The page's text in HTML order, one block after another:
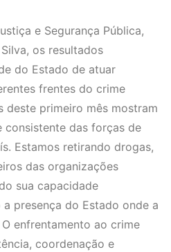
e Segurança Pública,
os resultados
do Estado de atuar
frentes do crime
deste primeiro mês mostram
consistente das forças de
Estamos retirando drogas,
das organizações
sua capacidade
presença do Estado onde a
enfrentamento ao crime
coordenação e